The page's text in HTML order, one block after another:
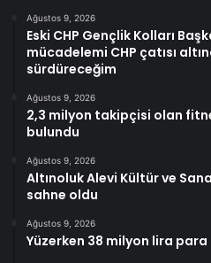
Ağustos 9, 2026
Eski CHP Gençlik Kolları
mücadelemi CHP çatısı
sürdüreceğim
Ağustos 9, 2026
2,3 milyon takipçisi olan
bulundu
Ağustos 9, 2026
Altınoluk Alevi Kültür ve
sahne oldu
Ağustos 9, 2026
Yüzerken 38 milyon lira